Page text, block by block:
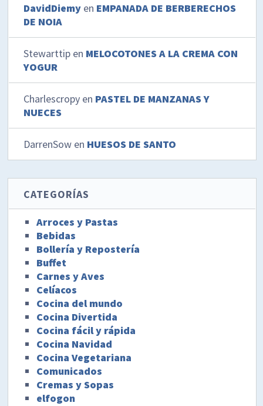
DavidDiemy en EMPANADA DE BERBERECHOS
DE NOIA
Stewarttip en MELOCOTONES A LA CREMA CON
YOGUR
Charlescropy en PASTEL DE MANZANAS Y
NUECES
DarrenSow en HUESOS DE SANTO
CATEGORÍAS
Arroces y Pastas
Bebidas
Bollería y Repostería
Buffet
Carnes y Aves
Celíacos
Cocina del mundo
Cocina Divertida
Cocina fácil y rápida
Cocina Navidad
Cocina Vegetariana
Comunicados
Cremas y Sopas
elfogon